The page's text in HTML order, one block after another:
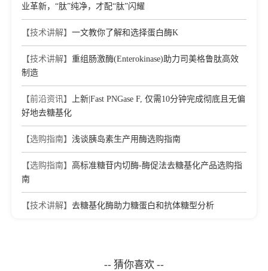
业革新，“肽”纯净，才配“肽”闪耀
【技术讲解】 一文教你了解和选择蛋白酶K
【技术讲解】 重组肠激酶(Enterokinase)助力司美格鲁肽高效
制造
【前沿资讯】
上新|Fast PNGase F, 仅需10分钟完成彻底且无偏
好地去糖基化
【选购指南】 浅谈胰岛素生产用酶选购指南
【选购指南】 高标准糖苷内切酶-酶促法去糖基化产品选购指
南
【技术讲解】 去糖基化酶助力糖蛋白和抗体糖型分析
-- 猜你喜欢 --